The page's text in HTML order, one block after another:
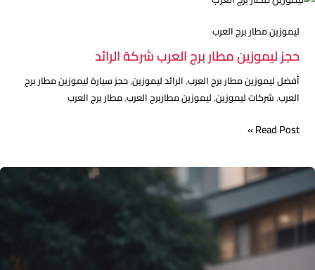
ليموزين مطار برج العرب
حجز ليموزين مطار برج العرب شركة الرائد
أفضل ليموزين مطار برج العرب,الرائد ليموزين,حجز سيارة ليموزين مطار برج
العرب,شركات ليموزين,ليموزين مطاربرج العرب,مطار برج العرب
مطار
برج
العرب
شركة
الرائد
Read Post »
حجز
سيارة
ليموزين
مطار
القاهرة
الدولي